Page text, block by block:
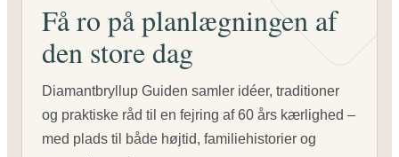
Få ro på planlægningen af
den store dag
Diamantbryllup Guiden samler idéer, traditioner
og praktiske råd til en fejring af 60 års kærlighed –
med plads til både højtid, familiehistorier og